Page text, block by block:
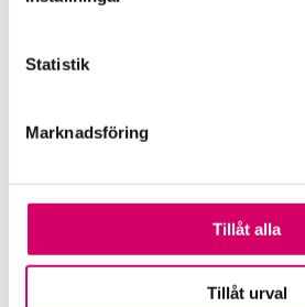
Statistik
Marknadsföring
Tillåt alla
Tillåt urval
Öppet brev till Myndigheten för
Framtidsutsikter i lönebranschen